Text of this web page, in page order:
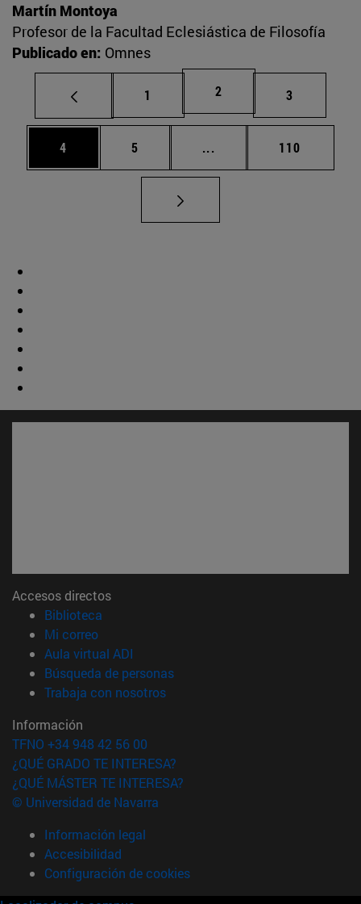
Martín Montoya
Profesor de la Facultad Eclesiástica de Filosofía
Publicado en: Omnes
Página
1 Página
2 Página
3
Página
4 Página
5 ... Páginas intermedias
Página
110
Accesos directos
Biblioteca
Mi correo(abre en nueva ventana)
Aula virtual ADI
Búsqueda de personas(abre en nueva ventana)
Trabaja con nosotros(abre en nueva ventana)
Información
TFNO +34 948 42 56 00
¿QUÉ GRADO TE INTERESA?
¿QUÉ MÁSTER TE INTERESA?
© Universidad de Navarra
Información legal
Accesibilidad
Configuración de cookies